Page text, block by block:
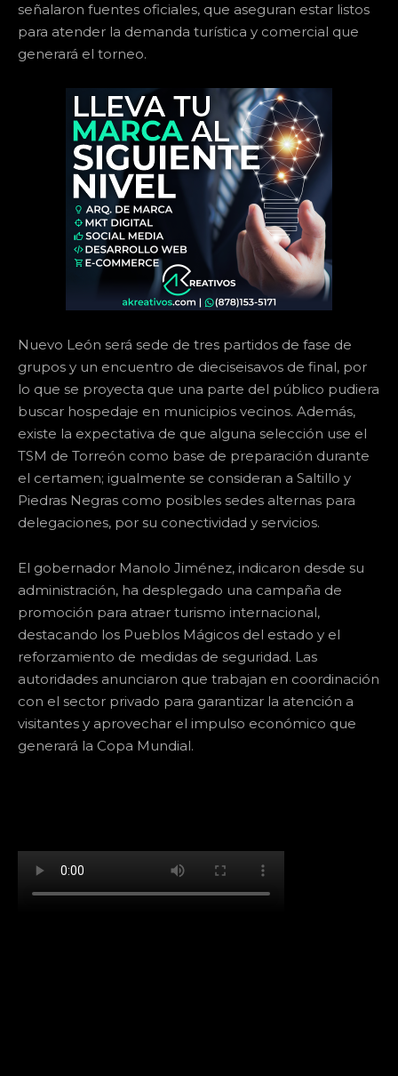
señalaron fuentes oficiales, que aseguran estar listos
para atender la demanda turística y comercial que
generará el torneo.
Nuevo León será sede de tres partidos de fase de
grupos y un encuentro de dieciseisavos de final, por
lo que se proyecta que una parte del público pudiera
buscar hospedaje en municipios vecinos. Además,
existe la expectativa de que alguna selección use el
TSM de Torreón como base de preparación durante
el certamen; igualmente se consideran a Saltillo y
Piedras Negras como posibles sedes alternas para
delegaciones, por su conectividad y servicios.
El gobernador Manolo Jiménez, indicaron desde su
administración, ha desplegado una campaña de
promoción para atraer turismo internacional,
destacando los Pueblos Mágicos del estado y el
reforzamiento de medidas de seguridad. Las
autoridades anunciaron que trabajan en coordinación
con el sector privado para garantizar la atención a
visitantes y aprovechar el impulso económico que
generará la Copa Mundial.